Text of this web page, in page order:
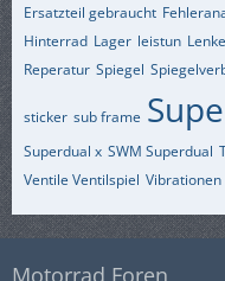
Ersatzteil gebraucht
Hinterrad Lager leistun
Reperatur Spiegel
sticker sub frame
Superdual x SWM Superdual
Ventile Ventilspiel Vibrationen
Motorrad Foren